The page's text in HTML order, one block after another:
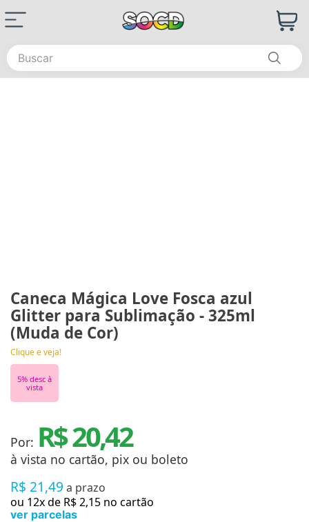
Buscar
Caneca Mágica Love Fosca azul
Glitter para Sublimação - 325ml
(Muda de Cor)
Clique e veja!
5% desc à
vista
Por: R$ 20,42
à vista no cartão, pix ou boleto
R$ 21,49 a prazo
ou 12x de R$2,15 no cartão
ver parcelas